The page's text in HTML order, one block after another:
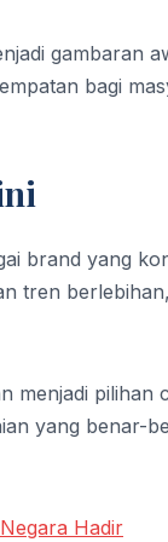
gambaran
bagi
brand yang
tren
menjadi pilihan
yang benar-
Hadir